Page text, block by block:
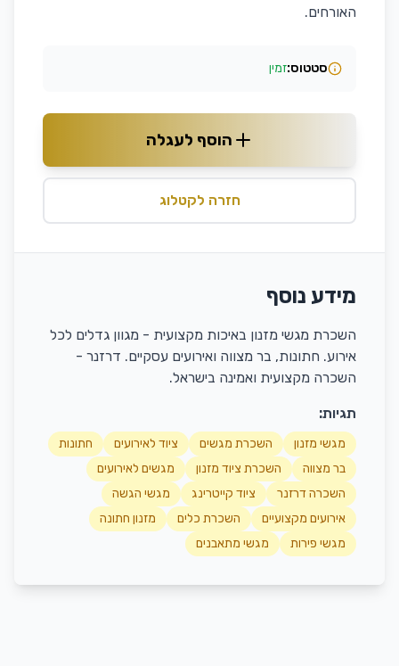
האורחים.
סטטוס:זמין
הוסף לעגלה
חזרה לקטלוג
מידע נוסף
השכרת מגשי מזנון באיכות מקצועית - מגוון גדלים לכל
אירוע. חתונות, בר מצווה ואירועים עסקיים. דרזנר -
השכרה מקצועית ואמינה בישראל.
תגיות:
מגשי מזנון השכרת מגשים ציוד לאירועים
חתונות
בר מצווה
השכרת ציוד מזנון
מגשים לאירועים
השכרה דרזנר
ציוד קייטרינג
מגשי הגשה
אירועים מקצועיים
השכרת כלים
מזנון חתונה
מגשי פירות
מגשי מתאבנים